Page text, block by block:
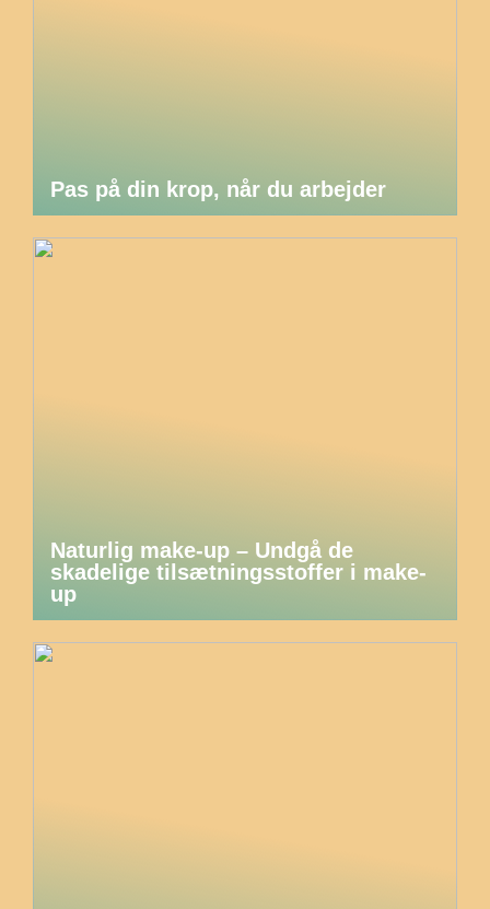
Pas på din krop, når du arbejder
Naturlig make-up – Undgå de
skadelige tilsætningsstoffer i make-
up